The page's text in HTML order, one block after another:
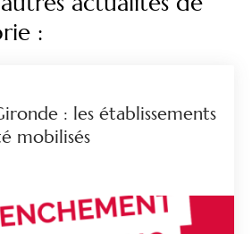
:
: les établissements
mobilisés